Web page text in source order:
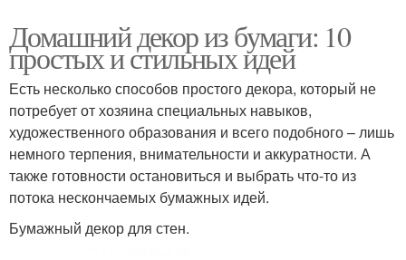
Домашний декор из бумаги: 10
простых и стильных идей
Есть несколько способов простого декора, который не
потребует от хозяина специальных навыков,
художественного образования и всего подобного – лишь
немного терпения, внимательности и аккуратности. А
также готовности остановиться и выбрать что-то из
потока нескончаемых бумажных идей.
Бумажный декор для стен.